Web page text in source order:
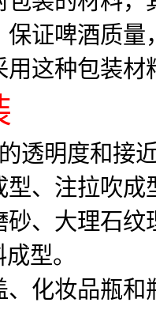
证啤酒质
这种包装材
透明度和接
、注拉吹
砂、大理石
型。
、化妆品瓶